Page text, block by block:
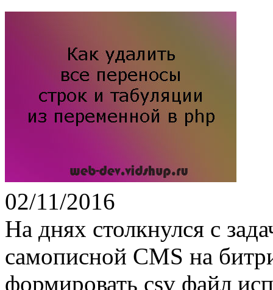
02/11/2016
На днях столкнулся с
самописной CMS на
формировать csv файл